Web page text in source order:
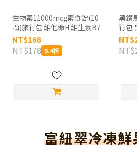
生物素11000mcg素食錠(10
顆)旅行包 維他命H 維生素B7
NT$168
NT$178 9.4折
黑鑽
行包
富紐翠冷凍鮮